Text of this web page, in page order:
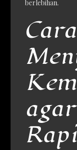
berlebihan.
Cara
Rapi